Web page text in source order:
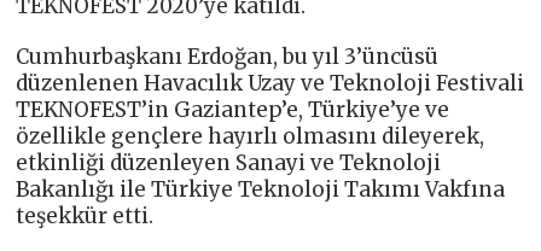
TEKNOFEST 2020’ye katıldı.
Cumhurbaşkanı Erdoğan, bu yıl 3’üncüsü
düzenlenen Havacılık Uzay ve Teknoloji Festivali
TEKNOFEST’in Gaziantep’e, Türkiye’ye ve
özellikle gençlere hayırlı olmasını dileyerek,
etkinliği düzenleyen Sanayi ve Teknoloji
Bakanlığı ile Türkiye Teknoloji Takımı Vakfına
teşekkür etti.